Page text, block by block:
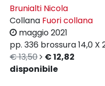
Brunialti Nicola
Collana Fuori collana
maggio 2021
pp. 336 brossura14,0 X
€ 13,50
€ 12,82
disponibile